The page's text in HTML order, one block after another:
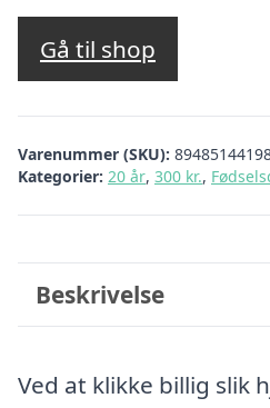
Gå til shop
Varenummer (SKU):
Kategorier: 20 år, 300 kr.,
Beskrivelse
Ved at klikke billig slik